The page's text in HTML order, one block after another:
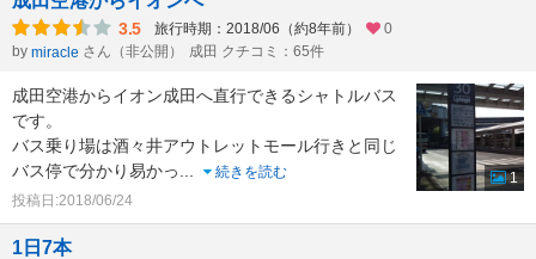
3.5 旅行時期：2018/06（約8年前）
0
by miracle さん（非公開） 成田 クチコミ：65件
成田空港からイオン成田へ直行できるシャトルバス
です。
バス乗り場は酒々井アウトレットモール行きと同じ
バス停で分かり易かっ...
続きを読む
投稿日:2018/06/24
1
1日7本